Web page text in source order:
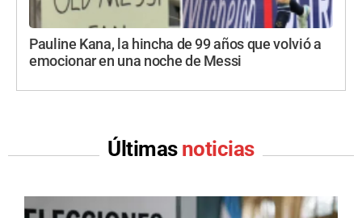
Pauline Kana, la hincha de 99 años que volvió a
emocionar en una noche de Messi
Últimas noticias